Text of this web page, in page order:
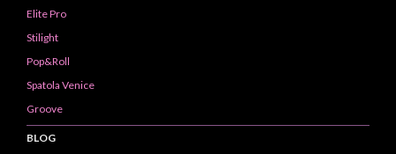
Elite Pro
Stilight
Pop&Roll
Spatola Venice
Groove
BLOG